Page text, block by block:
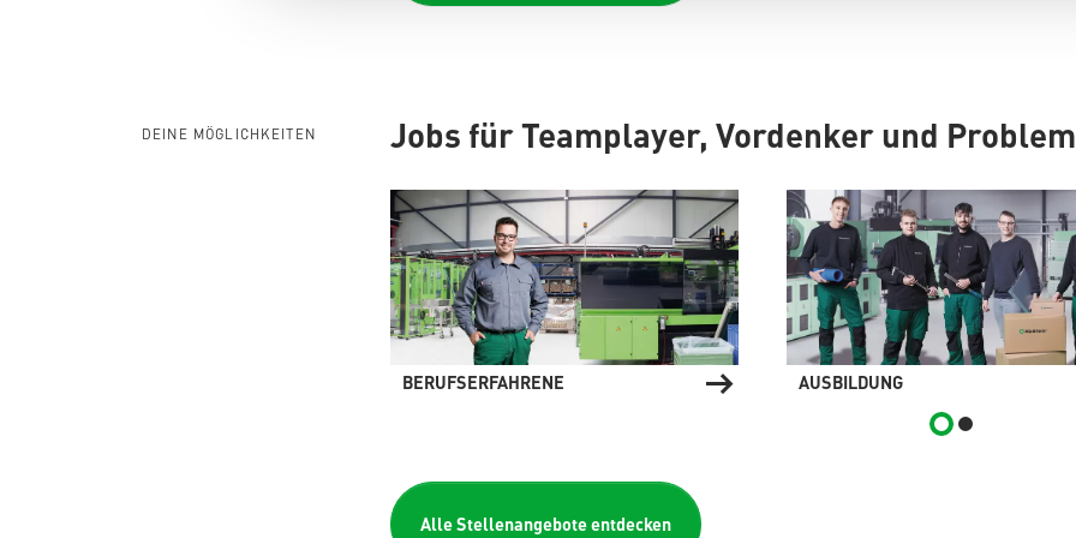
DEINE MÖGLICHKEITEN Jobs für Teamplayer, Vordenker und
BERUFSERFAHRENE AUSBILDUNG
Alle Stellenangebote entdecken